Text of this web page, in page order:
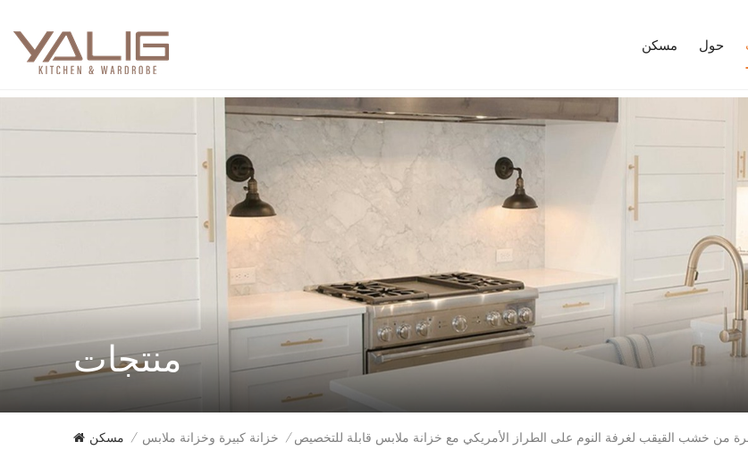
مسكن حول
منتجات
مسكن / خزانة كبيرة وخزانة ملابس / من خشب القيقب لغرفة النوم على الطراز الأمريكي مع خزانة ملابس قابلة للتخصيص